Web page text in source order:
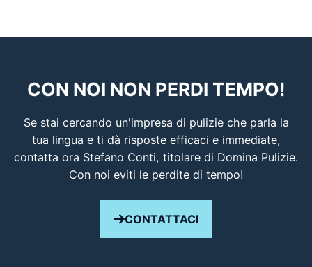
CON NOI NON PERDI TEMPO!
Se stai cercando un'impresa di pulizie che parla la
tua lingua e ti dà risposte efficaci e immediate,
contatta ora Stefano Conti, titolare di Domina Pulizie.
Con noi eviti le perdite di tempo!
CONTATTACI